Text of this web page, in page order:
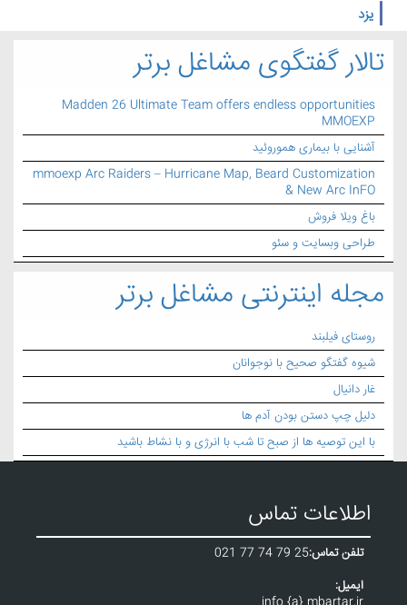
یزد
تالار گفتگوی مشاغل برتر
Madden 26 Ultimate Team offers endless opportunities
MMOEXP
آشنایی با بیماری هموروئید
mmoexp Arc Raiders – Hurricane Map, Beard Customization
& New Arc InFO
باغ ویلا فروش
طراحی وبسایت و سئو
مجله اینترنتی مشاغل برتر
روستای فیلبند
شیوه گفتگو صحیح با نوجوانان
غار دانیال
دلیل چپ دستن بودن آدم ها
با این توصیه ها از صبح تا شب با انرژی و با نشاط باشید
اطلاعات تماس
تلفن تماس:021 77 74 79 25
ایمیل: